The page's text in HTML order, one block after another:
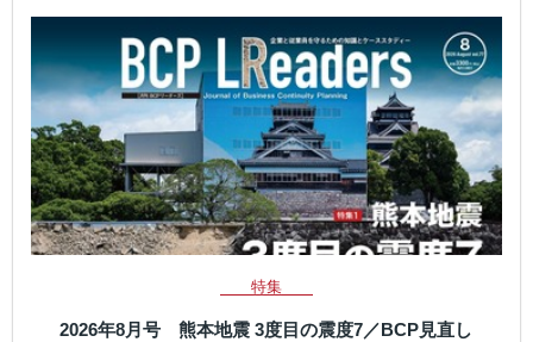
特集
2026年8月号 熊本地震 3度目の震度7／BCP見直し